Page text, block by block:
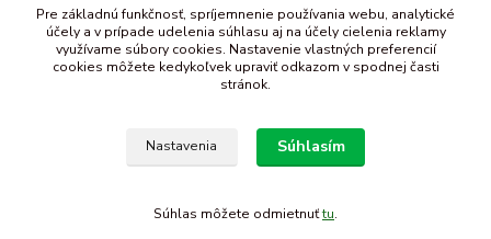
vzorované
bodky
Pre základnú funkčnosť, spríjemnenie používania webu, analytické
účely a v prípade udelenia súhlasu aj na účely cielenia reklamy
využívame súbory cookies. Nastavenie vlastných preferencií
cookies môžete kedykoľvek upraviť odkazom v spodnej časti
stránok.
Nastavenia Súhlasím
Súhlas môžete odmietnuťtu.